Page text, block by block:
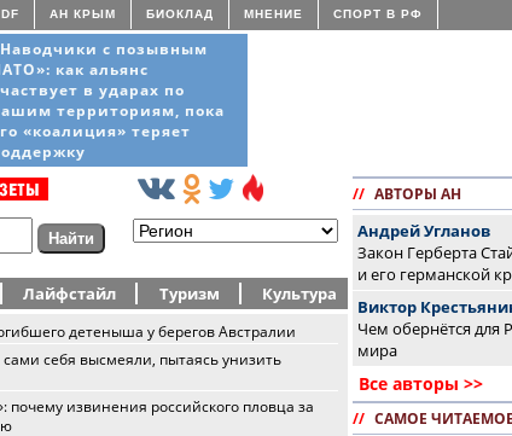
АН КРЫМ БИОКЛАД МНЕНИЕ СПОРТ В РФ
с позывным
как альянс
в ударах по
территориям, пока
«коалиция» теряет
Лайфстайл Туризм Культура
детеныша у берегов Австралии
себя высмеяли, пытаясь унизить
извинения российского пловца за
// АВТОРЫ АН
Андрей Угланов
Закон Герберта
и его германской
Виктор
Чем обернётся для
мира
Все авторы >>
// САМОЕ ЧИТАЕМОЕ